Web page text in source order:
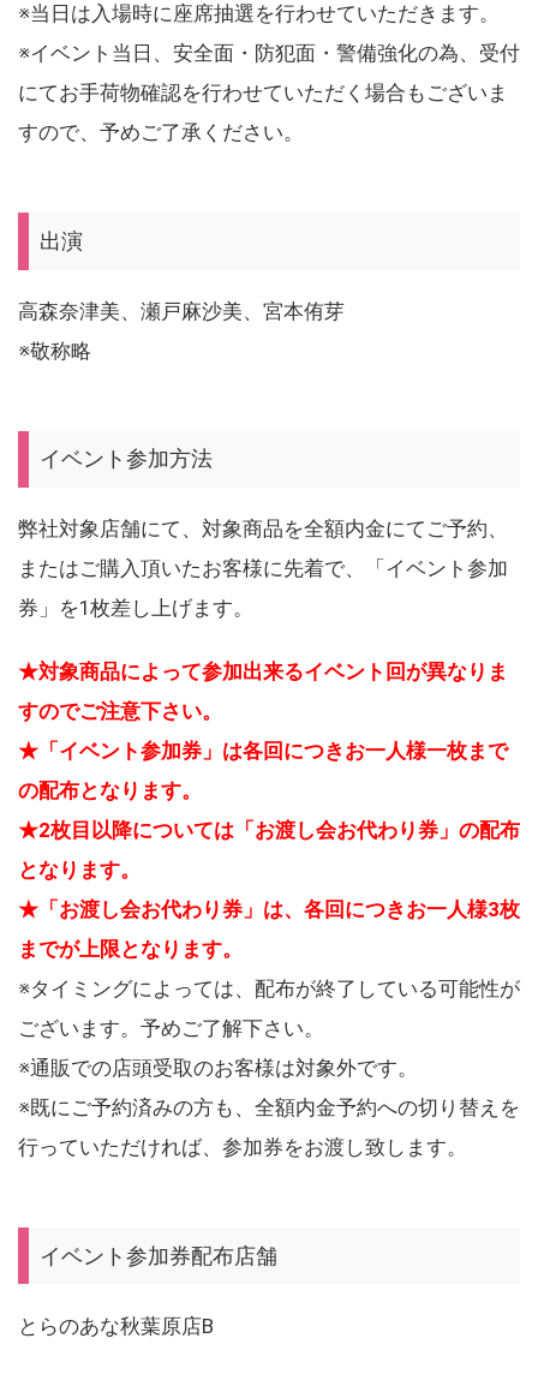
※当日は入場時に座席抽選を行わせていただきます。
※イベント当日、安全面・防犯面・警備強化の為、受付
にてお手荷物確認を行わせていただく場合もございま
すので、予めご了承ください。
出演
高森奈津美、瀬戸麻沙美、宮本侑芽
※敬称略
イベント参加方法
弊社対象店舗にて、対象商品を全額内金にてご予約、
またはご購入頂いたお客様に先着で、「イベント参加
券」を1枚差し上げます。
★対象商品によって参加出来るイベント回が異なりま
すのでご注意下さい。
★「イベント参加券」は各回につきお一人様一枚まで
の配布となります。
★2枚目以降については「お渡し会お代わり券」の配布
となります。
★「お渡し会お代わり券」は、各回につきお一人様3枚
までが上限となります。
※タイミングによっては、配布が終了している可能性が
ございます。予めご了解下さい。
※通販での店頭受取のお客様は対象外です。
※既にご予約済みの方も、全額内金予約への切り替えを
行っていただければ、参加券をお渡し致します。
イベント参加券配布店舗
とらのあな秋葉原店B